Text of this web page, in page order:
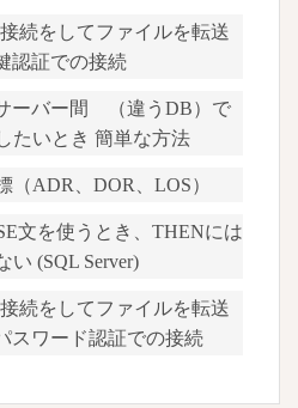
続をしてファイルを転送
認証での接続
ーバー間 （違うDB）で
たいとき 簡単な方法
ADR、DOR、LOS）
文を使うとき、THENには
い (SQL Server)
続をしてファイルを転送
スワード認証での接続